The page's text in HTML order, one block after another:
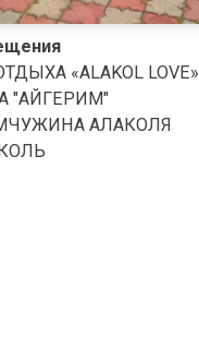
«ALAKOL LOVE»
"АЙГЕРИМ"
АЛАКОЛЯ